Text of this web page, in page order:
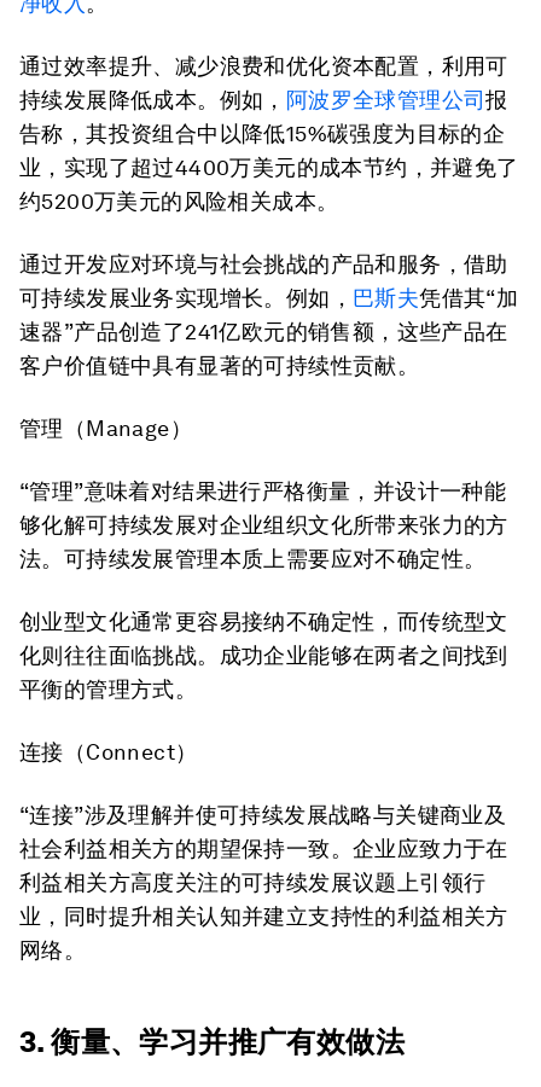
通过效率提升、减少浪费和优化资本配置，利用可
持续发展降低成本。例如， 阿波罗全球管理公司报
告称，其投资组合中以降低15%碳强度为目标的企
业，实现了超过4400万美元的成本节约，并避免了
约5200万美元的风险相关成本。
通过开发应对环境与社会挑战的产品和服务，借助
可持续发展业务实现增长。例如， 巴斯夫凭借其“加
速器”产品创造了241亿欧元的销售额，这些产品在
客户价值链中具有显著的可持续性贡献。
管理（Manage）
“管理”意味着对结果进行严格衡量，并设计一种能
够化解可持续发展对企业组织文化所带来张力的方
法。可持续发展管理本质上需要应对不确定性。
创业型文化通常更容易接纳不确定性，而传统型文
化则往往面临挑战。成功企业能够在两者之间找到
平衡的管理方式。
连接（Connect）
“连接”涉及理解并使可持续发展战略与关键商业及
社会利益相关方的期望保持一致。企业应致力于在
利益相关方高度关注的可持续发展议题上引领行
业，同时提升相关认知并建立支持性的利益相关方
网络。
3. 衡量、学习并推广有效做法